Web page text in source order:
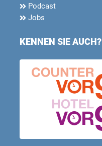
Podcast
Jobs
KENNEN SIE AUCH?